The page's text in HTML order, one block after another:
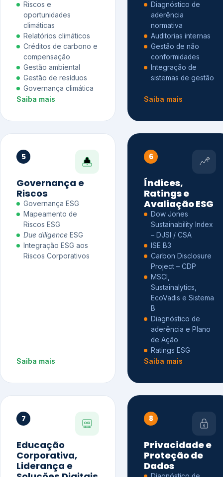
Riscos e
oportunidades
climáticas
Relatórios climáticos
Créditos de carbono e
compensação
Gestão ambiental
Gestão de resíduos
Governança climática
Saiba mais
Diagnóstico de
aderência
normativa
Auditorias internas
Gestão de não
conformidades
Integração de
sistemas de gestão
Saiba mais
5
Governança e
Riscos
Governança ESG
Mapeamento de
Riscos ESG
Due diligence ESG
Integração ESG aos
Riscos Corporativos
Saiba mais
6
Índices,
Ratings e
Avaliação ESG
Dow Jones
Sustainability Index
– DJSI / CSA
ISE B3
Carbon Disclosure
Project – CDP
MSCI,
Sustainalytics,
EcoVadis e Sistema
B
Diagnóstico de
aderência e Plano
de Ação
Ratings ESG
Saiba mais
7
Educação
Corporativa,
Liderança e
8
Privacidade e
Proteção de
Dados